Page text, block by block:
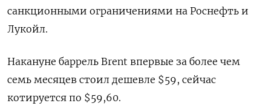
санкционными ограничениями на Роснефть и
Лукойл.
Накануне баррель Brent впервые за более чем
семь месяцев стоил дешевле $59, сейчас
котируется по $59,60.